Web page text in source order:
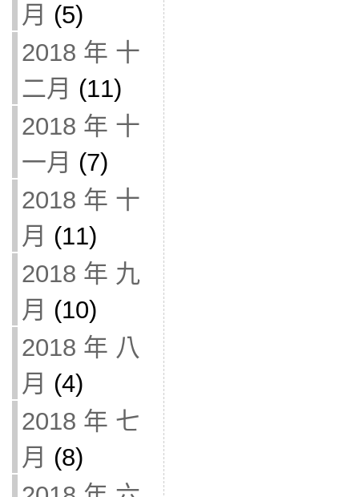
月 (5)
2018 年 十
二月 (11)
2018 年 十
一月 (7)
2018 年 十
月 (11)
2018 年 九
月 (10)
2018 年 八
月 (4)
2018 年 七
月 (8)